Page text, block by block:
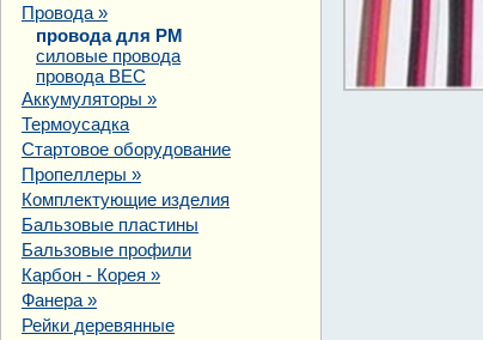
Провода»
провода для РМ
силовые провода
провода BEC
Аккумуляторы »
Термоусадка
Стартовое оборудование
Пропеллеры »
Комплектующие изделия
Бальзовые пластины
Бальзовые профили
Карбон - Корея »
Фанера»
Рейки деревянные